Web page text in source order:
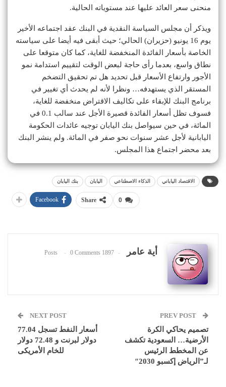
منحنى سعر العائد عليها عند مستوياته الحالية.
ويذكر أن مجلس السياسة النقدية في البنك عقد اجتماعه الأخير
يوم 16 يونيو (حزيران) الحالي؛ حيث أبقى فيه أيضا على سياسته
الخاصة بأسعار الفائدة المنخفضة للغاية، كما كان متوقعا على
نطاق واسع، بعدما رأى حاجة لبعض الوقت لتقييم استدامة نمو
الأجور وارتفاع الأسعار قبل تحديد هل تم تحقيق التضخم
المستقر الذي يستهدفه… ونظرا لأنه لم يحدث أي تغيير في
برنامج البنك للإبقاء على تكاليف الاقتراض منخفضة للغاية،
فسوف تظل أسعار الفائدة قصيرة الأجل عند سالب 0.1 في
المائة، في حين سيواصل بنك اليابان توجيه عائدات الحكومة
اليابانية لأجل عشر سنوات نحو صفر في المائة. ولم ينشر البنك
بعد محضر اجتماع هذا المجلس.
الاقتصاد الياباني الذكاء الاصطناعي اليابان بنك اليابان
0
Share
Facebook
أية عامر 1897 Posts
0 Comments
تصميم يحاكي الكرة
الأرضية… السعودية تكشف
عن المخطط الرئيس
لـ”الرياض إكسبو 2030″
NEXT POST
أسعار النفط تسجل 77.04
دولار لبرنت و 72.48 دولار
للخام الأمريكى